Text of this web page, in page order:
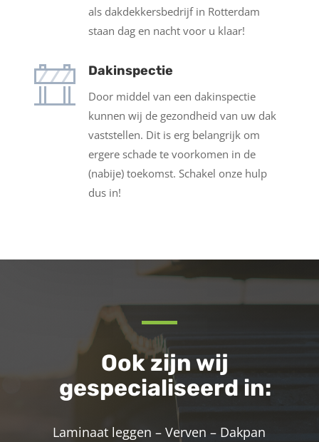
als dakdekkersbedrijf in Rotterdam
staan dag en nacht voor u klaar!
Dakinspectie
Door middel van een dakinspectie
kunnen wij de gezondheid van uw dak
vaststellen. Dit is erg belangrijk om
ergere schade te voorkomen in de
(nabije) toekomst. Schakel onze hulp
dus in!
Ook zijn wij
gespecialiseerd in:
Laminaat leggen – Verven – Dakpan